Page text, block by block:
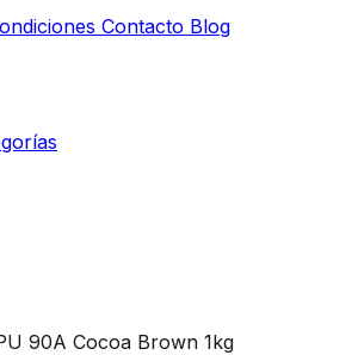
Contacto Blog
90A Cocoa Brown 1kg